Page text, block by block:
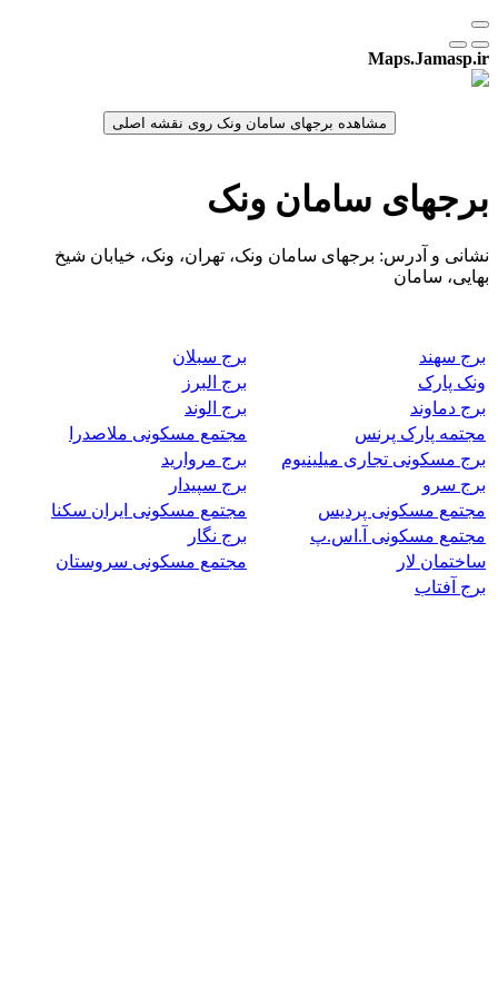
Maps.Jamasp.ir
برجهای سامان ونک
نشانی و آدرس: برجهای سامان ونک، تهران، ونک، خیابان شیخ
بهایی، سامان
برج سهند
برج سبلان
ونک پارک
برج البرز
برج دماوند
برج الوند
مجتمه پارک پرنس
مجتمع مسکونی ملاصدرا
برج مسکونی تجاری میلینیوم
برج مروارید
برج سرو
برج سپیدار
مجتمع مسکونی پردیس
مجتمع مسکونی ایران سکنا
مجتمع مسکونی آ.اس.پ
برج نگار
ساختمان لار
مجتمع مسکونی سروستان
برج آفتاب